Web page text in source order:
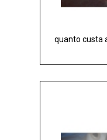
quanto custa